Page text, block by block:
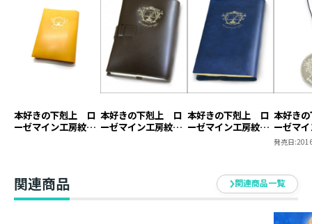
同様に、神殿長の手紙が取り出され、遺品としてゲオル
ギーネの手に渡ったことから始まったエーレンフェスト
の侵略計画。
便利な道具を手に入れるためにランツェナーヴェを巻き
込み、ラオブルートと利用し合うことで、ゲオルギーネ
はエーレンフェストだけではなくユルゲンシュミットに
戦禍を広げました。
その最後となる中央の戦いの様子が詰まった第五部Ⅹ
を、全ての始まりである「神殿長の手紙箱」に入れて送
貴方の宝物を盗む者にも禍あれかし。
ーーーーーーー
本好きの下剋上 ロ
ーゼマイン工房紋章
本好きの下剋上 ロ
ーゼマイン工房紋章
本好きの下剋上 ロ
ーゼマイン工房紋章
本好き
ーゼマ
キーホ
発売日:
関連商品 関連商品一覧